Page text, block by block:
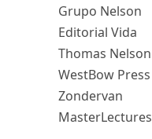
Grupo Nelson
Editorial Vida
Thomas Nelson
WestBow Press
Zondervan
MasterLectures